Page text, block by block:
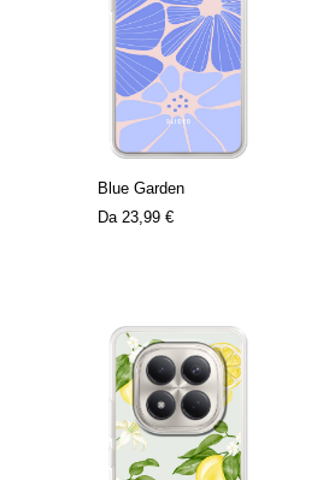
Blue Garden
Da 23,99 €